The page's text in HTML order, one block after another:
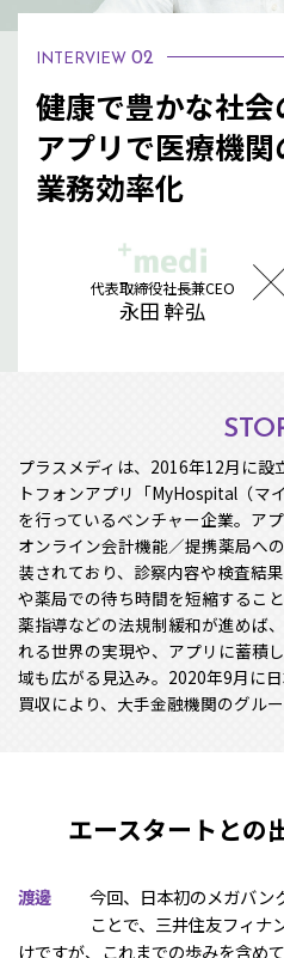
INTERVIEW 02
健康で豊かな社会
アプリで医療機関
業務効率化
代表取締役社長兼CEO
永田 幹弘
プラスメディは、2016年12月に設
トフォンアプリ「MyHospital（マ
を行っているベンチャー企業。ア
オンライン会計機能／提携薬局へ
装されており、診察内容や検査結
や薬局での待ち時間を短縮するこ
薬指導などの法規制緩和が進めば
れる世界の実現や、アプリに蓄積
域も広がる見込み。2020年9月に
買収により、大手金融機関のグル
エースタートとの
渡邊
今回、日本初のメガバン
ことで、三井住友フィナ
けですが、これまでの歩みを含め